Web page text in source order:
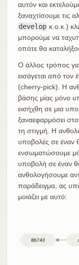
αυτόν και
ξαναχτίσουμε τις
develop κ.ο.κ.)
μπορούμε να
οπότε θα
Ο άλλος τρόπος
εισάγεται από τον
(cherry-pick). Η
βάσης μίας μόνο
εισήχθη σε μια
ξαναεφαρμόσει
τη στιγμή. Η
υποβολές σε έναν
ενσωματώσουμε
υποβολή σε έναν
ανθολογήσουμε
παράδειγμα, ας
μοιάζει με αυτό: